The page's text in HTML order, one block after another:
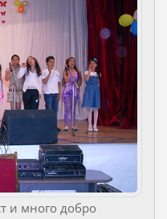
и много добро